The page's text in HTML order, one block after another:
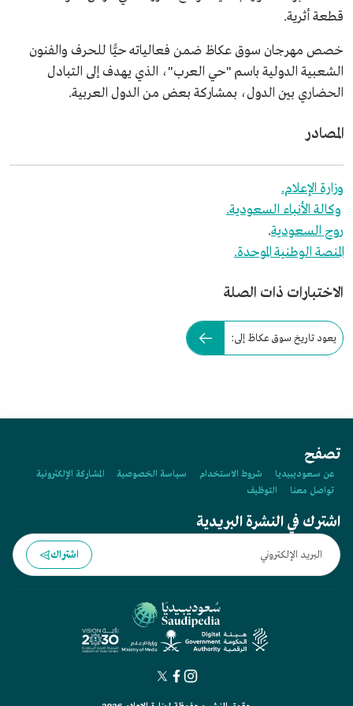
قطعة أثرية.
خصص مهرجان سوق عكاظ ضمن فعالياته حيًّا للحرف والفنون
الشعبية الدولية باسم "حي العرب"، الذي يهدف إلى التبادل
الحضاري بين الدول، بمشاركة بعض من الدول العربية.
المصادر
وزارة الإعلام.
وكالة الأنباء السعودية.
روح السعودية.
المنصة الوطنية الموحدة.
الاختبارات ذات الصلة
يعود تاريخ سوق عكاظ إلى:
تصفح
عن سعوديبيديا شروط الاستخدام سياسة الخصوصية
المشاركة الإلكترونية
تواصل معنا
التوظيف
اشترك في النشرة البريدية
اشتراك